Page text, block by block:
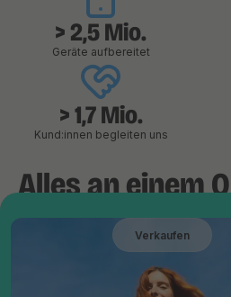
> 2,5 Mio.
Geräte aufbereitet
> 1,7 Mio.
Kund:innen begleiten uns
Alles an einem
Verkaufen